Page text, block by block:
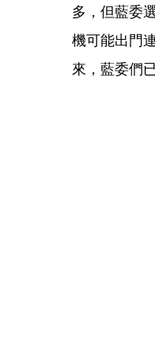
多，但藍委
機可能出門
來，藍委們